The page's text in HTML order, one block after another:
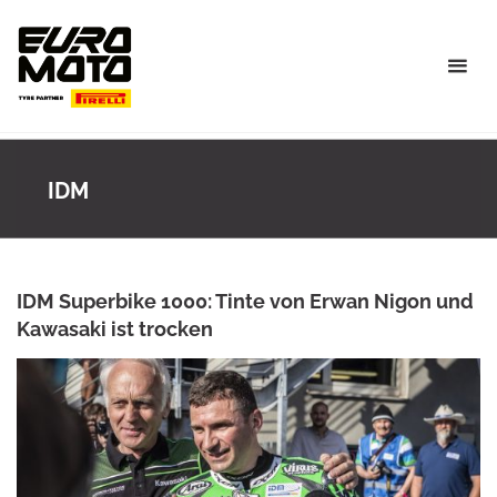
content
IDM
IDM Superbike 1000: Tinte von Erwan Nigon und
Kawasaki ist trocken
ANKE WIECZOREK